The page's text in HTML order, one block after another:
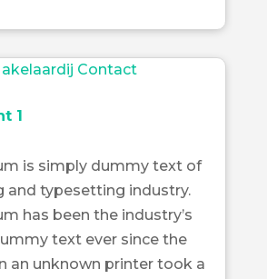
1
is simply dummy text of
and typesetting industry.
has been the industry’s
text ever since the
an unknown printer took a